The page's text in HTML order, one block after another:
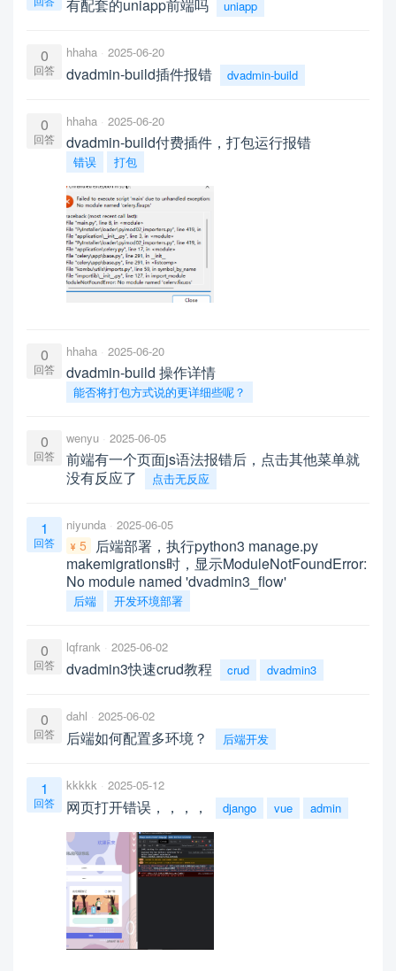
有配套的uniapp前端吗 uniapp
0
回答
hhaha 2025-06-20
dvadmin-build插件报错 dvadmin-build
0
回答
hhaha 2025-06-20
dvadmin-build付费插件，打包运行报错
错误 打包
0
回答
hhaha 2025-06-20
dvadmin-build 操作详情
能否将打包方式说的更详细些呢？
0
回答
wenyu 2025-06-05
前端有一个页面js语法报错后，点击其他菜单就
没有反应了
点击无反应
1
回答
niyunda 2025-06-05
5
后端部署，执行python3 manage.py
makemigrations时，显示ModuleNotFoundError:
No module named 'dvadmin3_flow'
后端 开发环境部署
0
回答
lqfrank 2025-06-02
dvadmin3快速crud教程 crud dvadmin3
0
回答
dahl 2025-06-02
后端如何配置多环境？ 后端开发
1
回答
kkkkk 2025-05-12
网页打开错误，，，， django vue admin